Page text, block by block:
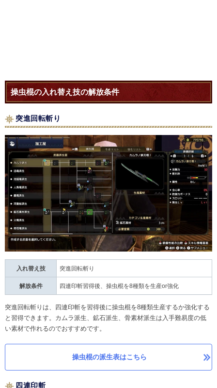
操虫棍の入れ替え技の解放条件
突進回転斬り
入れ替え技 突進回転斬り
解放条件 四連印斬習得後、操虫棍を8種類を生産or強化
突進回転斬りは、四連印斬を習得後に操虫棍を8種類生産するか強化する
と習得できます。カムラ派生、鉱石派生、骨素材派生は入手難易度の低
い素材で作れるのでおすすめです。
操虫棍の派生表はこちら
四連印斬